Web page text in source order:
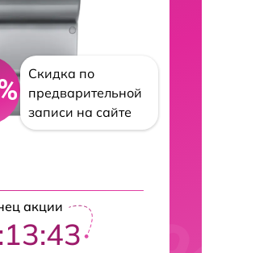
Скидка по
предварительной
записи на сайте
акции